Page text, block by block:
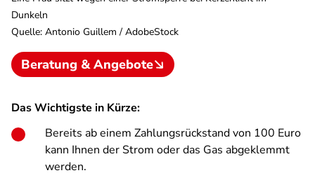
Dunkeln
Quelle: Antonio Guillem / AdobeStock
Beratung & Angebote
Das Wichtigste in Kürze:
Bereits ab einem Zahlungsrückstand von 100 Euro
kann Ihnen der Strom oder das Gas abgeklemmt
werden.